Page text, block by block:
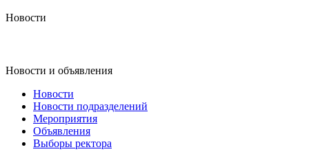
Новости
Новости и объявления
Новости
Новости подразделений
Мероприятия
Объявления
Выборы ректора